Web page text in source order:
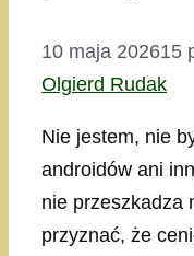
10 maja 202615
Olgierd Rudak
Nie jestem, nie
androidów ani
nie przeszkadza
przyznać, że